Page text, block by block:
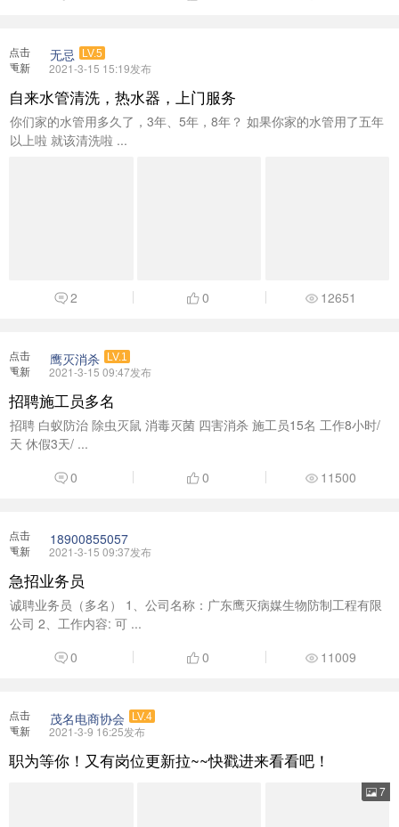
点击
重新
无忌 LV.5
2021-3-15 15:19发布
自来水管清洗，热水器，上门服务
你们家的水管用多久了，3年、5年，8年？ 如果你家的水管用了五年
以上啦 就该清洗啦 ...
2 0 12651
点击
重新
鹰灭消杀 LV.1
2021-3-15 09:47发布
招聘施工员多名
招聘 白蚁防治 除虫灭鼠 消毒灭菌 四害消杀 施工员15名 工作8小时/
天 休假3天/ ...
0
0 11500
点击
重新
18900855057
2021-3-15 09:37发布
急招业务员
诚聘业务员（多名） 1、公司名称：广东鹰灭病媒生物防制工程有限
公司 2、工作内容: 可 ...
0
0 11009
点击
重新
茂名电商协会 LV.4
2021-3-9 16:25发布
职为等你！又有岗位更新拉~~快戳进来看看吧！
7